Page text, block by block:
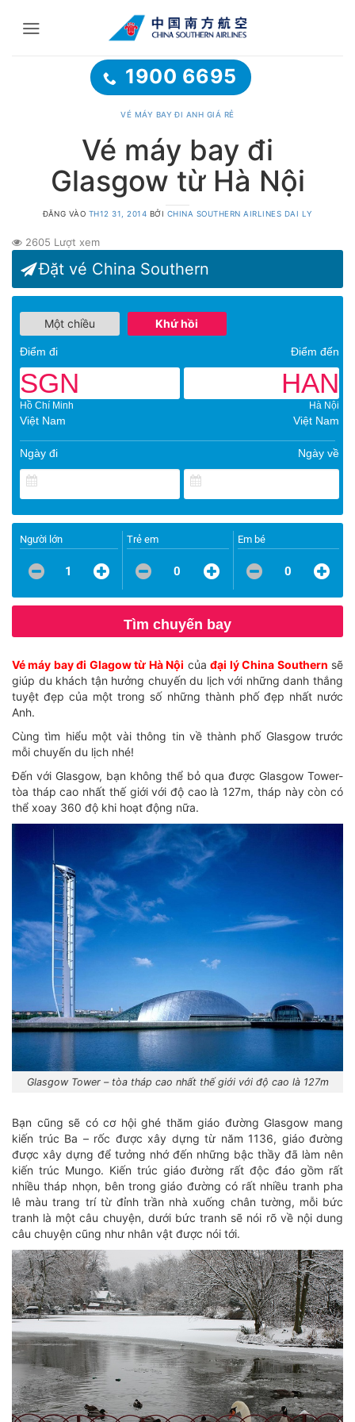
1900 6695
VÉ MÁY BAY ĐI ANH GIÁ RẺ
Vé máy bay đi
Glasgow từ Hà Nội
ĐĂNG VÀO TH12 31, 2014 BỞI CHINA SOUTHERN AIRLINES DAI LY
2605 Lượt xem
Đặt vé China Southern
Một chiều Khứ hồi
Điểm đi Điểm đến
SGN
Hồ Chí Minh
Việt Nam
HAN
Hà Nội
Việt Nam
Ngày đi Ngày về
Người lớn
1
Trẻ em
0
Em bé
0
Tìm chuyến bay
Vé máy bay đi Glagow từ Hà Nội củađại lý China Southern sẽ
giúp du khách tận hưởng chuyến du lịch với những danh thắng
tuyệt đẹp của một trong số những thành phố đẹp nhất nước
Anh.
Cùng tìm hiểu một vài thông tin về thành phố Glasgow trước
mỗi chuyến du lịch nhé!
Đến với Glasgow, bạn không thể bỏ qua được Glasgow Tower-
tòa tháp cao nhất thế giới với độ cao là 127m, tháp này còn có
thể xoay 360 độ khi hoạt động nữa.
Glasgow Tower – tòa tháp cao nhất thế giới với độ cao là 127m
Bạn cũng sẽ có cơ hội ghé thăm giáo đường Glasgow mang
kiến trúc Ba – rốc được xây dựng từ năm 1136, giáo đường
được xây dựng để tưởng nhớ đến những bậc thầy đã làm nên
kiến trúc Mungo. Kiến trúc giáo đường rất độc đáo gồm rất
nhiều tháp nhọn, bên trong giáo đường có rất nhiều tranh pha
lê màu trang trí từ đỉnh trần nhà xuống chân tường, mỗi bức
tranh là một câu chuyện, dưới bức tranh sẽ nói rõ về nội dung
câu chuyện cũng như nhân vật được nói tới.